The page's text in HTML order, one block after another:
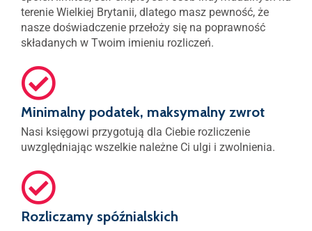
terenie Wielkiej Brytanii, dlatego masz pewność, że
nasze doświadczenie przełoży się na poprawność
składanych w Twoim imieniu rozliczeń.
Minimalny podatek, maksymalny zwrot
Nasi księgowi przygotują dla Ciebie rozliczenie
uwzględniając wszelkie należne Ci ulgi i zwolnienia.
Rozliczamy spóźnialskich